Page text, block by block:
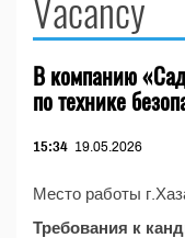
В компанию
по технике
15:34 19.05.2026
Место работы
Требования к